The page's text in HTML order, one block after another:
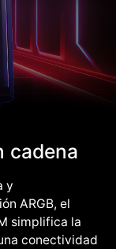
cadena
y
ARGB, el
simplifica la
conectividad